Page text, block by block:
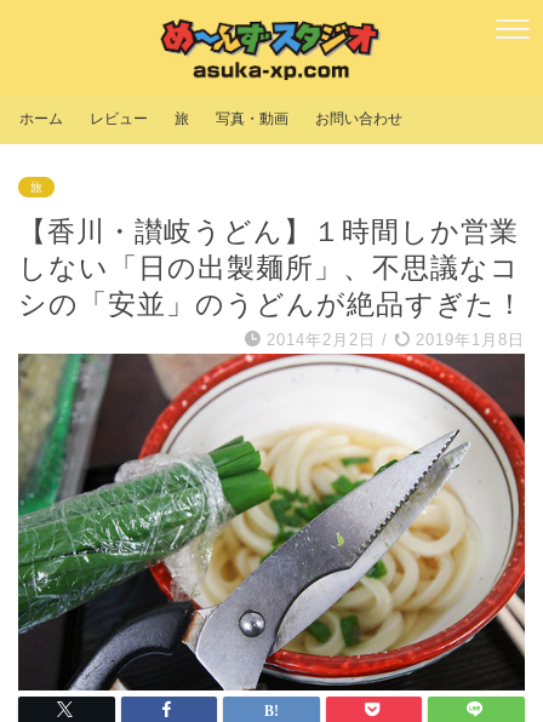
ホーム レビュー 旅 写真・動画 お問い合わせ
旅
【香川・讃岐うどん】１時間しか営業
しない「日の出製麺所」、不思議なコ
シの「安並」のうどんが絶品すぎた！
2014年2月2日 / 2019年1月8日